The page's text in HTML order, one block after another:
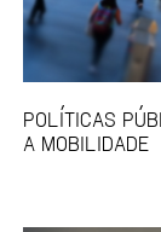
POLÍTICAS
A MOBILIDADE